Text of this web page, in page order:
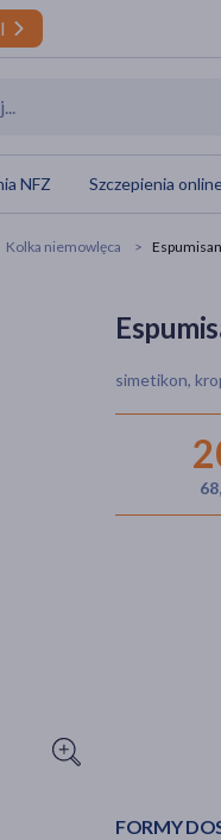
NFZ Szczepienia
Kolka niemowlęca
simetikon,
FORMY